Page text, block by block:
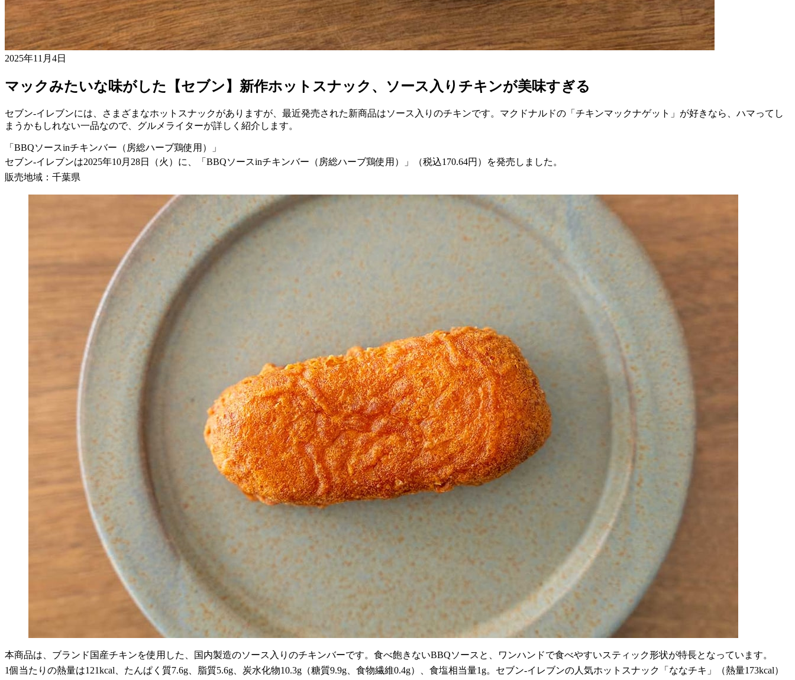
2025年11月4日
マックみたいな味がした【セブン】新作ホットスナック、ソース入りチキンが美味すぎる
セブン-イレブンには、さまざまなホットスナックがありますが、最近発売された新商品はソース入りのチキンです。マクドナルドの「チキンマックナゲット」が好きなら、ハマってし
まうかもしれない一品なので、グルメライターが詳しく紹介します。
「BBQソースinチキンバー（房総ハーブ鶏使用）」
セブン-イレブンは2025年10月28日（火）に、「BBQソースinチキンバー（房総ハーブ鶏使用）」（税込170.64円）を発売しました。
販売地域：千葉県
本商品は、ブランド国産チキンを使用した、国内製造のソース入りのチキンバーです。食べ飽きないBBQソースと、ワンハンドで食べやすいスティック形状が特長となっています。
1個当たりの熱量は121kcal、たんぱく質7.6g、脂質5.6g、炭水化物10.3g（糖質9.9g、食物繊維0.4g）、食塩相当量1g。セブン-イレブンの人気ホットスナック「ななチキ」（熱量173kcal）